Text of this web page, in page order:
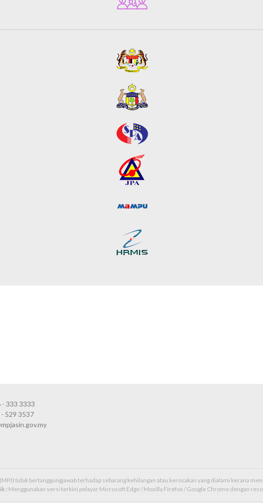
- 333 3333
529 3537
tidak bertanggungjawab terhadap sebarang kehilangan atau kerosakan yang dialami kerana
: Menggunakan versi terkini pelayar Microsoft Edge / Mozilla Firefox / Google Chrome dengan